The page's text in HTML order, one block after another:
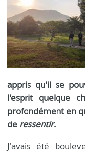
appris qu'il se
l'esprit quelque
profondément en
de ressentir.
J'avais été